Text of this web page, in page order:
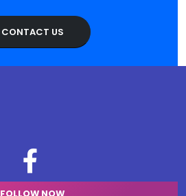
CONTACT US
FOLLOW NOW